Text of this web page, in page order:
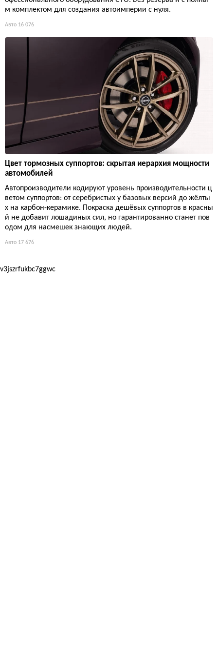
м комплектом для создания автоимперии с нуля.
Авто 16 076
Цвет тормозных суппортов: скрытая иерархия мощности
автомобилей
Автопроизводители кодируют уровень производительности ц
ветом суппортов: от серебристых у базовых версий до жёлты
х на карбон-керамике. Покраска дешёвых суппортов в красны
й не добавит лошадиных сил, но гарантированно станет пов
одом для насмешек знающих людей.
Авто 17 676
v3jszrfukbc7ggwc